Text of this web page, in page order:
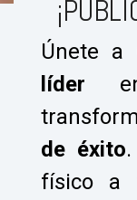
Únete a
líder
de éxito.
físico a